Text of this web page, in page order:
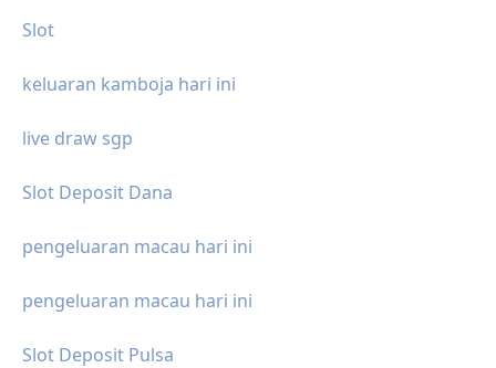
Slot
keluaran kamboja hari ini
live draw sgp
Slot Deposit Dana
pengeluaran macau hari ini
pengeluaran macau hari ini
Slot Deposit Pulsa